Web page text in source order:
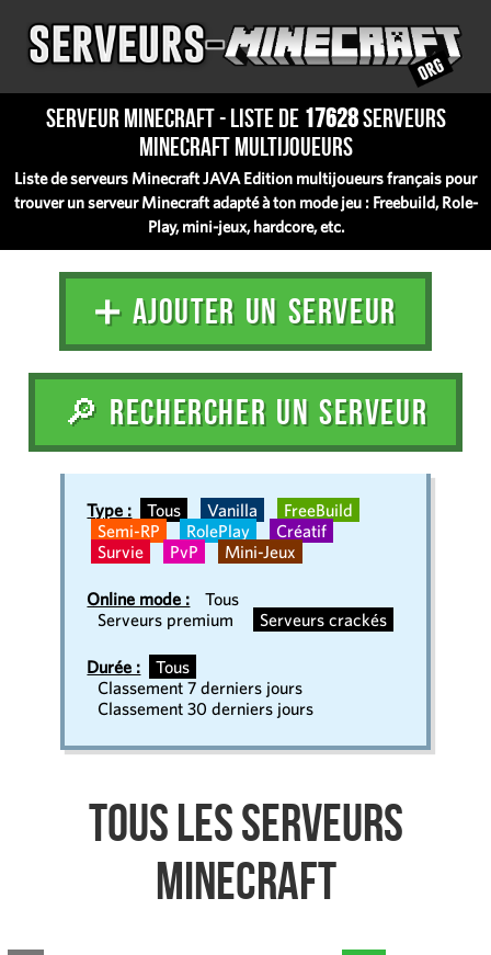
Serveur Minecraft - Liste de 17628serveurs
Minecraft multijoueurs
Liste de serveurs Minecraft JAVA Edition multijoueurs français pour
trouver un serveur Minecraft adapté à ton mode jeu : Freebuild, Role-
Play, mini-jeux, hardcore, etc.
➕ AJOUTER UN SERVEUR
🔎 RECHERCHER UN SERVEUR
Type : Tous Vanilla
FreeBuild
Semi-RP
RolePlay
Créatif
Survie
PvP Mini-Jeux
Online mode :
Tous
Serveurs premium
Serveurs crackés
Durée :
Tous
Classement 7 derniers jours
Classement 30 derniers jours
Tous les serveurs
Minecraft